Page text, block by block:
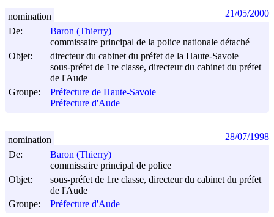
De:
Baron (Thierry)
commissaire principal de la police nationale détaché
Objet:
directeur du cabinet du préfet de la Haute-Savoie
sous-préfet de 1re classe, directeur du cabinet du préfet
de l'Aude
Groupe:
Préfecture de Haute-Savoie
Préfecture d'Aude
nomination 21/05/2000
De:
Baron (Thierry)
commissaire principal de police
Objet:
sous-préfet de 1re classe, directeur du cabinet du préfet
de l'Aude
Groupe:
Préfecture d'Aude
nomination 28/07/1998